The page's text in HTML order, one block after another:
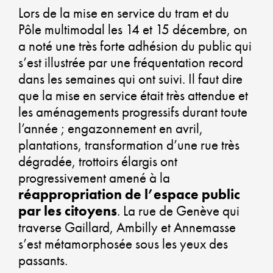
ET
Lors de la mise en service du tram et du
Pôle multimodal les 14 et 15 décembre, on
a noté une très forte adhésion du public qui
s’est illustrée par une fréquentation record
dans les semaines qui ont suivi. Il faut dire
que la mise en service était très attendue et
les aménagements progressifs durant toute
l’année ; engazonnement en avril,
plantations, transformation d’une rue très
dégradée, trottoirs élargis ont
progressivement amené à la
réappropriation de l’espace public
par les citoyens. La rue de Genève qui
traverse Gaillard, Ambilly et Annemasse
s’est métamorphosée sous les yeux des
passants.